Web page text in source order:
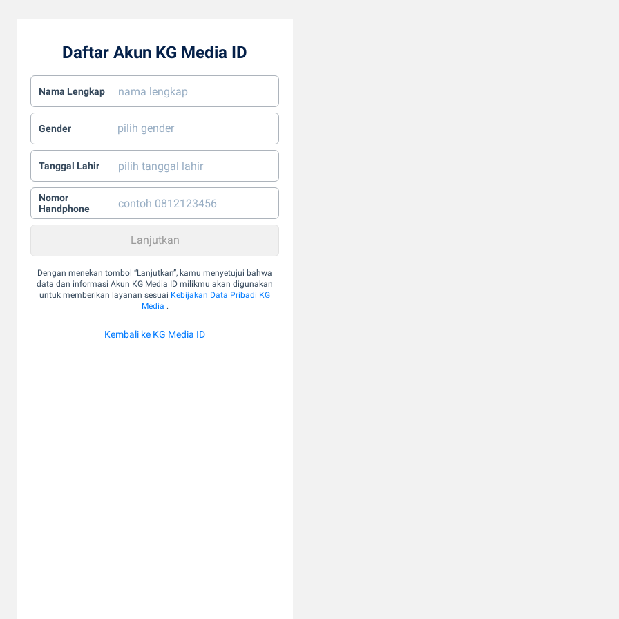
Daftar Akun KG Media ID
Nama Lengkap
Gender
Tanggal Lahir
Nomor
Handphone
Dengan menekan tombol “Lanjutkan”, kamu menyetujui bahwa
data dan informasi Akun KG Media ID milikmu akan digunakan
untuk memberikan layanan sesuai Kebijakan Data Pribadi KG
Media .
Kembali ke KG Media ID